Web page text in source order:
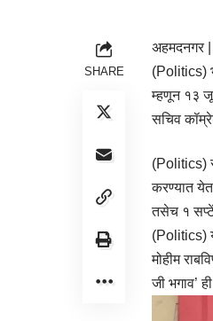
SHARE
अहमदनगर |
(Politics)
म्हणून १३
सचिव
(Politics)
करण्यात
तसेच १
(Politics)
मोहीम
जी भगाव’